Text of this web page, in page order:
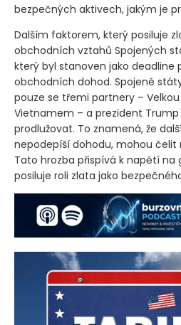
bezpečných aktivech, jakým je
Dalším faktorem, který posiluje
obchodních vztahů Spojených
který byl stanoven jako deadline
obchodních dohod. Spojené
pouze se třemi partnery –
Vietnamem – a prezident
prodlužovat. To znamená, že
nepodepíší dohodu, mohou
Tato hrozba přispívá k napětí
posiluje roli zlata jako